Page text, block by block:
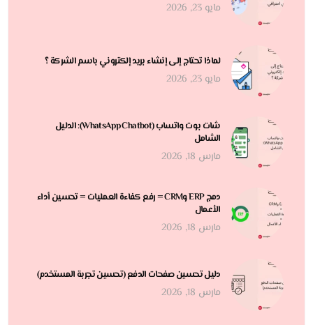
مايو 23, 2026
لماذا تحتاج إلى إنشاء بريد إلكتروني باسم الشركة ؟
مايو 23, 2026
شات بوت واتساب (WhatsApp Chatbot): الدليل
الشامل
مارس 18, 2026
دمج ERP وCRM = رفع كفاءة العمليات = تحسين أداء
الأعمال
مارس 18, 2026
دليل تحسين صفحات الدفع (تحسين تجربة المستخدم)
مارس 18, 2026